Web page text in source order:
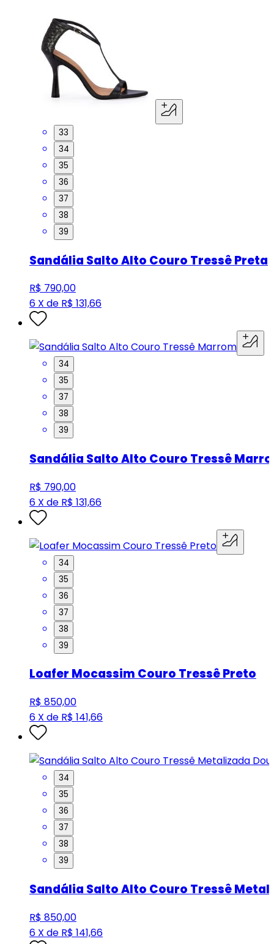
33
34
35
36
37
38
39
Sandália Salto Alto Couro Tressê Preta
R$ 790,00
6 X de R$ 131,66
34
35
37
38
39
Sandália Salto Alto Couro Tressê
R$ 790,00
6 X de R$ 131,66
34
35
36
37
38
39
Loafer Mocassim Couro Tressê Preto
R$ 850,00
6 X de R$ 141,66
34
35
36
37
38
39
Sandália Salto Alto Couro Tressê
R$ 850,00
6 X de R$ 141,66